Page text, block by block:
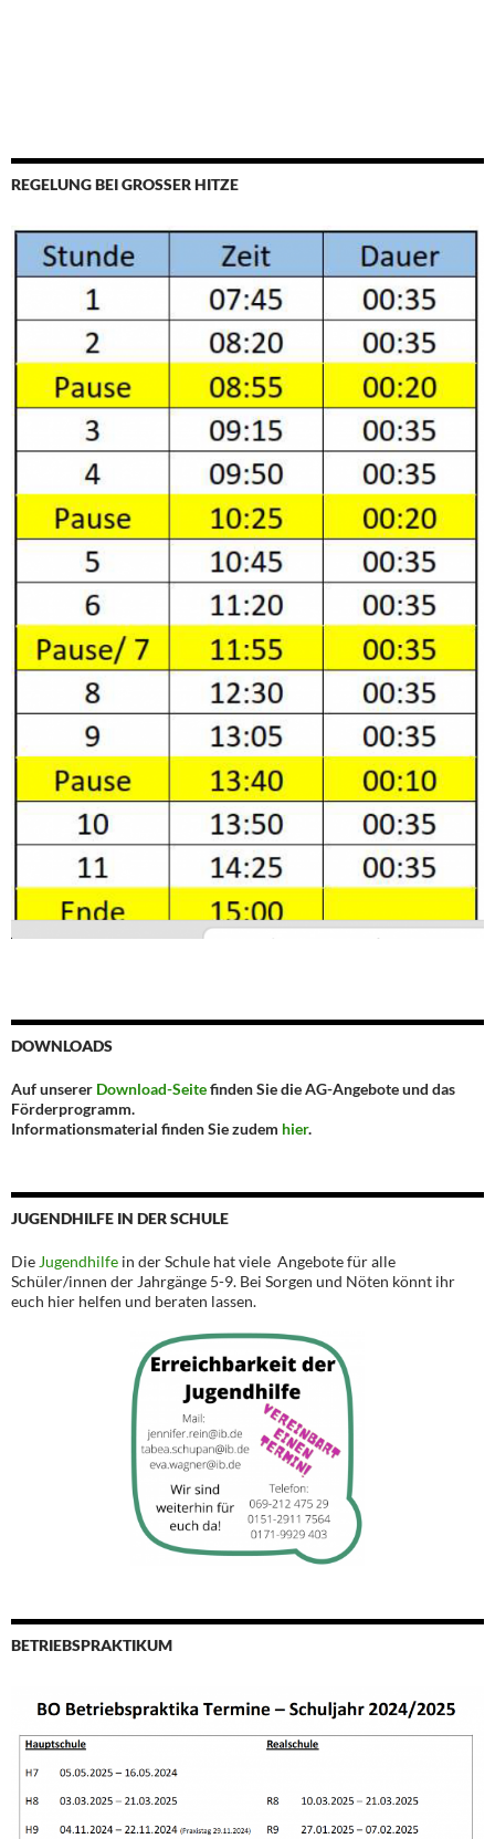
REGELUNG BEI GROSSER HITZE
DOWNLOADS
Auf unserer Download-Seitefinden Sie die AG-Angebote und das
Förderprogramm.
Informationsmaterial finden Sie zudem hier.
JUGENDHILFE IN DER SCHULE
Die Jugendhilfe in der Schule hat viele Angebote für alle
Schüler/innen der Jahrgänge 5-9. Bei Sorgen und Nöten könnt ihr
euch hier helfen und beraten lassen.
BETRIEBSPRAKTIKUM